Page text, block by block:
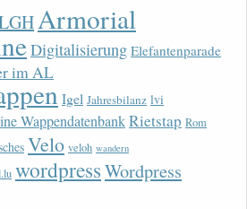
Armorial
Digitalisierung Elefantenparade
im AL
Igel Jahresbilanz lvi
WappendatenbankRietstap Rom
Velo veloh wandern
wordpressWordpress